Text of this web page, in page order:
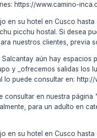
https://www.camino-
en su hotel en Cusco
picchu hostal. Si desea
nuestros clientes, previa
aún hay
y _ofrecemos salidas los
puede consultar en:
en nuestra página
para un adulto en
en su hotel en Cusco